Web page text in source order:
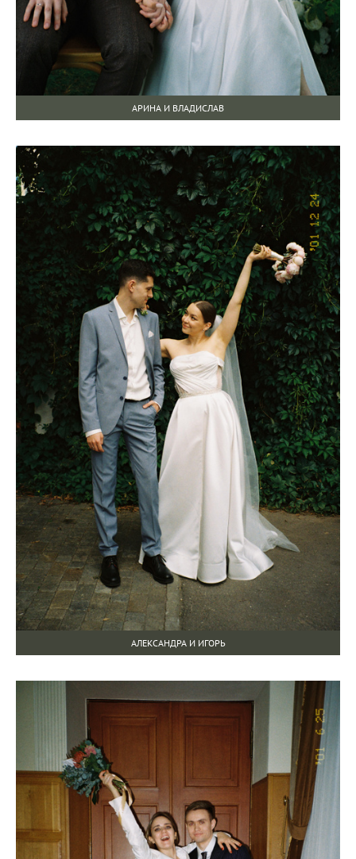
АРИНА И ВЛАДИСЛАВ
АЛЕКСАНДРА И ИГОРЬ